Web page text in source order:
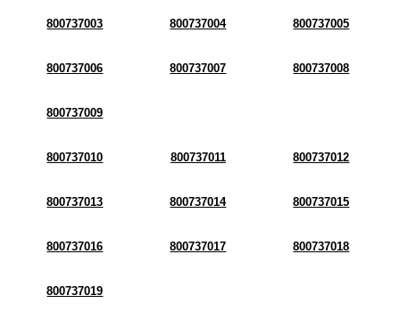
800737003 800737004 800737005
800737006 800737007 800737008
800737009
800737010 800737011 800737012
800737013 800737014 800737015
800737016 800737017 800737018
800737019